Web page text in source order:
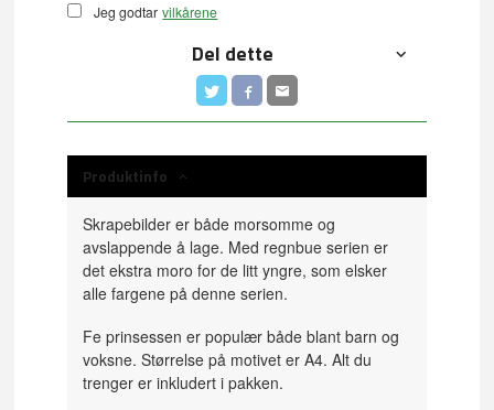
Jeg godtar vilkårene
Del dette
Produktinfo
Skrapebilder er både morsomme og
avslappende å lage. Med regnbue serien er
det ekstra moro for de litt yngre, som elsker
alle fargene på denne serien.
Fe prinsessen er populær både blant barn og
voksne. Størrelse på motivet er A4. Alt du
trenger er inkludert i pakken.